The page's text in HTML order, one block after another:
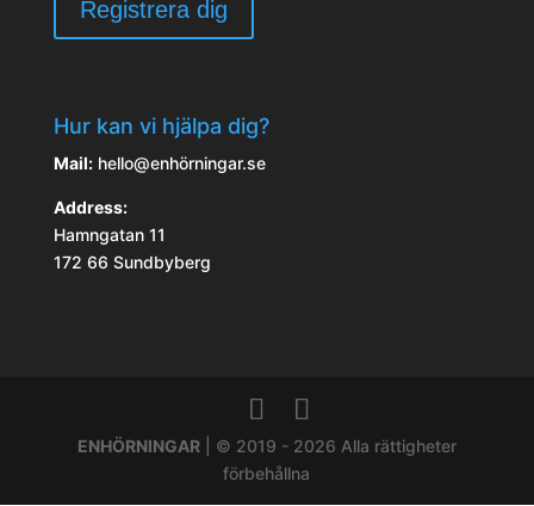
Hur kan vi hjälpa dig?
Mail:hello@enhörningar.se
Address:
Hamngatan 11
172 66 Sundbyberg
ENHÖRNINGAR| © 2019 - 2026 Alla rättigheter
förbehållna